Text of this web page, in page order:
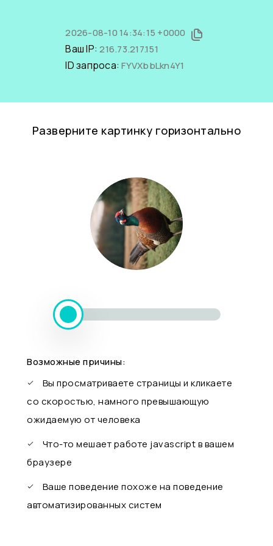
2026-08-10 14:34:15 +0000
Ваш IP:216.73.217.151
ID запроса:FYVXbbLkn4Y1
Разверните картинку горизонтально
Возможные причины:
Вы просматриваете страницы и кликаете
со скоростью, намного превышающую
ожидаемую от человека
Что-то мешает работе javascript в вашем
браузере
Ваше поведение похоже на поведение
автоматизированных систем